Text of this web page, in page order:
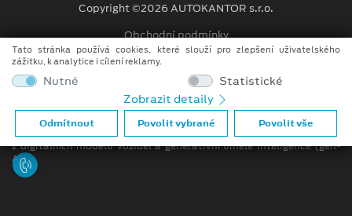
Copyright ©2026 AUTOKANTOR s.r.o.
Obchodní podmínky
Ochrana osobních údajů
Prohlášení o zpracování údajů konečných zákazníků
Při tvorbě videí a obrázků na tomto webu je využíváno kombinace
tradičních fotografií či videí, počítačem generovaných snímků (CGI)
z digitálních modelů vozidel a generativní umělé inteligence (gen-
AI).
Tato stránka používá cookies, které slouží pro zlepšení uživatelského
zážitku, k analytice i cílení reklamy.
Nutné
Statistické
Zobrazit detaily
Odmítnout Povolit vybrané Povolit vše